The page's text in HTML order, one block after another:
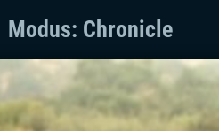
Modus: Chronicle